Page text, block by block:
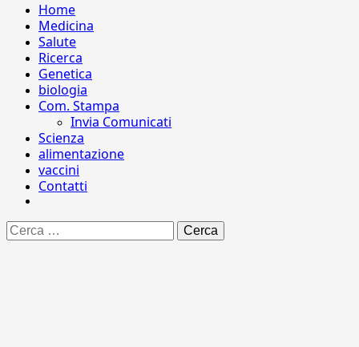
Home
Medicina
Salute
Ricerca
Genetica
biologia
Com. Stampa
Invia Comunicati
Scienza
alimentazione
vaccini
Contatti
Ricerca
per: